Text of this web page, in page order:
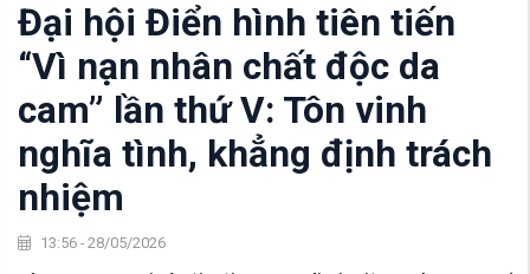
Đại hội Điển hình tiên tiến
“Vì nạn nhân chất độc da
cam” lần thứ V: Tôn vinh
nghĩa tình, khẳng định trách
nhiệm
13:56 - 28/05/2026